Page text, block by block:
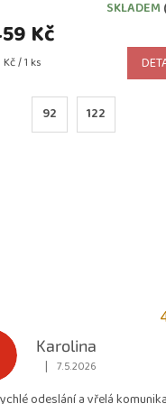
SKLADEM
Kč
/ 1 ks
92 122
Karolina
Hodnocení obchodu je
| 7.5.2026
odeslání a vřelá